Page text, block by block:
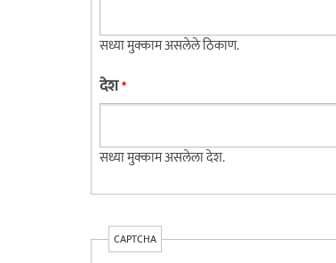
सध्या मुक्काम असलेले ठिकाण.
देश*
सध्या मुक्काम असलेला देश.
CAPTCHA